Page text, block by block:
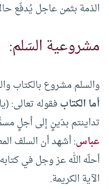
الذمة بثمن عاجل يُدفَع
مشروعية السَلم:
والسلم مشروع بالكتاب
أما الكتابفقوله تعالى:
تداينتم بدَينٍ إلى أجلٍ
عباس: أشهد أن السلف
أحلّه الله عز وجل في
الآية الكريمة.